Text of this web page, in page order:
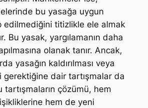
bu yasağa uygun
edilmediğini titizlikle ele almak
Bu yasak, yargılamanın daha
olanak tanır. Ancak,
yasağın kaldırılması veya
gerektiğine dair tartışmalar da
tartışmaların çözümü, hem
hem de yeni